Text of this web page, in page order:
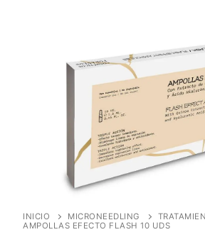
INICIO MICRONEEDLING
AMPOLLAS EFECTO FLASH 10 UDS